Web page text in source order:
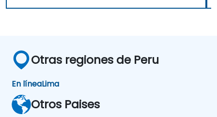
Otras regiones de Peru
En líneaLima
Otros Paises